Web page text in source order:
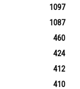
1097
1087
460
424
412
410